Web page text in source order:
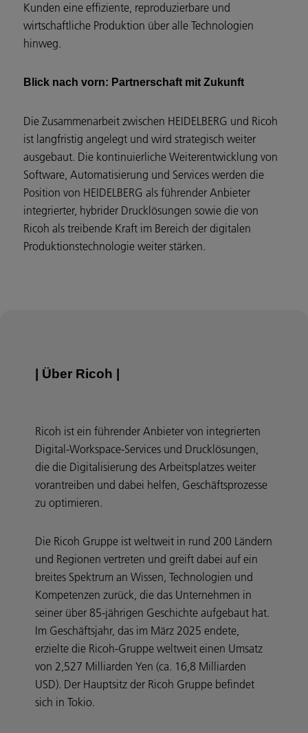
Kunden eine effiziente, reproduzierbare und
wirtschaftliche Produktion über alle Technologien
hinweg.
Blick nach vorn: Partnerschaft mit Zukunft
Die Zusammenarbeit zwischen HEIDELBERG und Ricoh
ist langfristig angelegt und wird strategisch weiter
ausgebaut. Die kontinuierliche Weiterentwicklung von
Software, Automatisierung und Services werden die
Position von HEIDELBERG als führender Anbieter
integrierter, hybrider Drucklösungen sowie die von
Ricoh als treibende Kraft im Bereich der digitalen
Produktionstechnologie weiter stärken.
| Über Ricoh |
Ricoh ist ein führender Anbieter von integrierten
Digital-Workspace-Services und Drucklösungen,
die die Digitalisierung des Arbeitsplatzes weiter
vorantreiben und dabei helfen, Geschäftsprozesse
zu optimieren.
Die Ricoh Gruppe ist weltweit in rund 200 Ländern
und Regionen vertreten und greift dabei auf ein
breites Spektrum an Wissen, Technologien und
Kompetenzen zurück, die das Unternehmen in
seiner über 85-jährigen Geschichte aufgebaut hat.
Im Geschäftsjahr, das im März 2025 endete,
erzielte die Ricoh-Gruppe weltweit einen Umsatz
von 2,527 Milliarden Yen (ca. 16,8 Milliarden
USD). Der Hauptsitz der Ricoh Gruppe befindet
sich in Tokio.